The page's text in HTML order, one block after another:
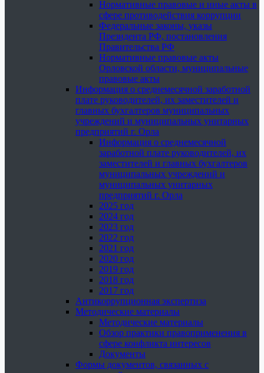
Нормативные правовые и иные акты в
сфере противодействия коррупции
Федеральные законы, указы
Президента РФ, постановления
Правительства РФ
Нормативные правовые акты
Орловской области, муниципальные
правовые акты
Информация о среднемесячной заработной
плате руководителей, их заместителей и
главных бухгалтеров муниципальных
учреждений и муниципальных унитарных
предприятий г. Орла
Информация о среднемесячной
заработной плате руководителей, их
заместителей и главных бухгалтеров
муниципальных учреждений и
муниципальных унитарных
предприятий г. Орла
2025 год
2024 год
2023 год
2022 год
2021 год
2020 год
2019 год
2018 год
2017 год
Антикоррупционная экспертиза
Методические материалы
Методические материалы
Обзор практики правоприменения в
сфере конфликта интересов
Документы
Формы документов, связанных с